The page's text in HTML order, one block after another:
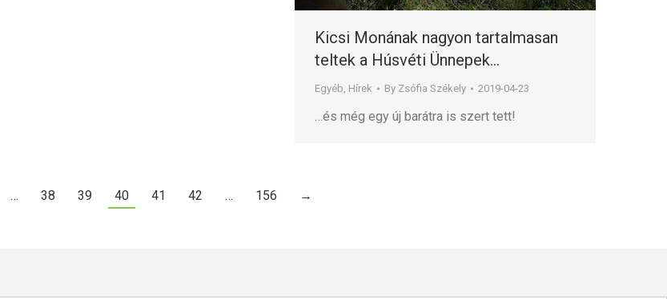
Kicsi Monának nagyon tartalmasan
teltek a Húsvéti Ünnepek…
Egyéb, Hírek By Zsófia Székely 2019-04-23
…és még egy új barátra is szert tett!
… 38 39 40 41 42 … 156 →